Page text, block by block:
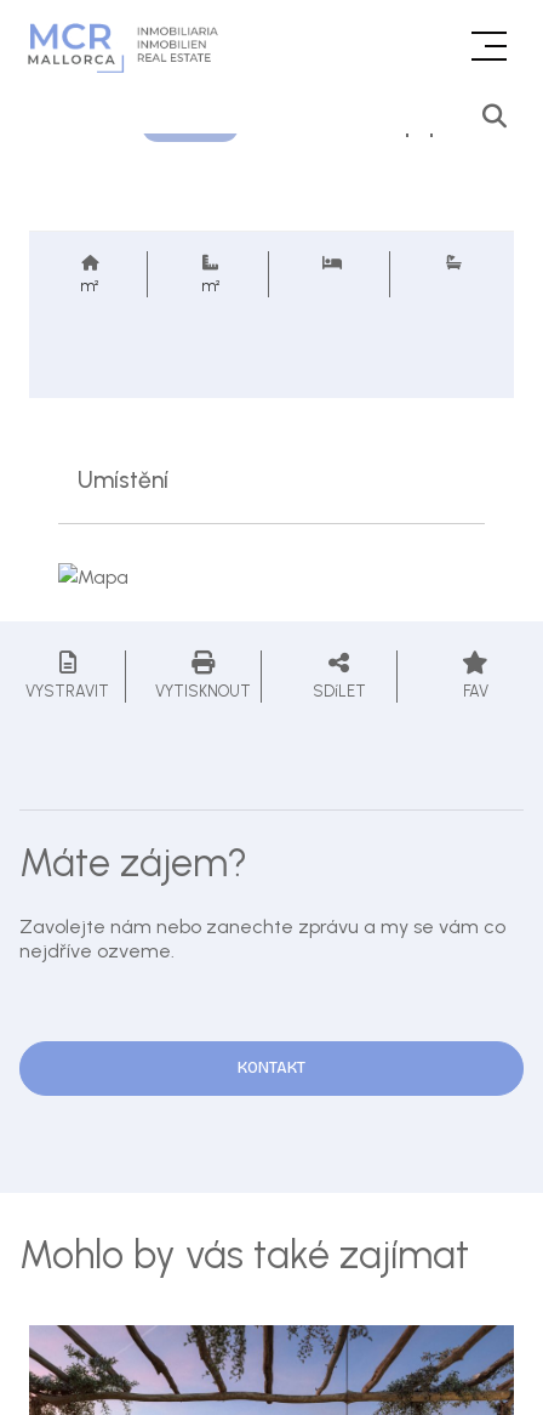
Cenová poptávka
m² m²
Umístění
VYSTRAVIT VYTISKNOUT SDíLET FAV
Máte zájem?
Zavolejte nám nebo zanechte zprávu a my se vám co
nejdříve ozveme.
KONTAKT
Mohlo by vás také zajímat